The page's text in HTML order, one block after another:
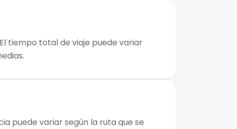
tiempo total de viaje puede variar
puede variar según la ruta que se